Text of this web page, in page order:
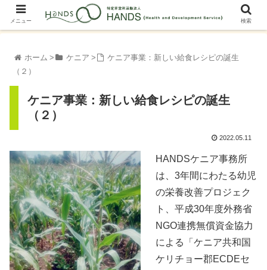
ホーム ケニア
ケニア事業：新しい給食レシピの誕生
（２）
ケニア事業：新しい給食レシピの誕生
（２）
2022.05.11
HANDSケニア事務所
は、3年間にわたる幼児
の栄養改善プロジェク
ト、平成30年度外務省
NGO連携無償資金協力
による「ケニア共和国
ケリチョー郡ECDEセ
メニュー 検索